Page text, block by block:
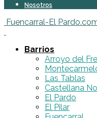
Nosotros
Fuencarral-El
Barrios
Arroyo del
Las Tablas
Castellana
El Pardo
El Pilar